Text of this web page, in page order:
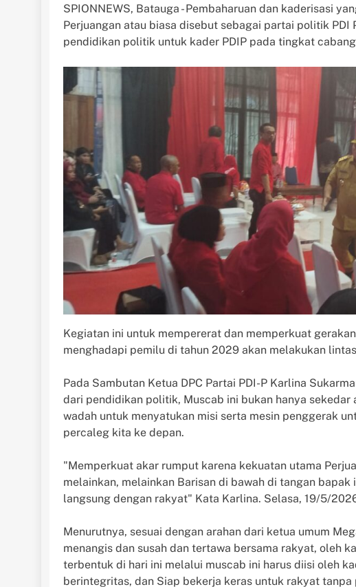
SPIONNEWS, Batauga - Pembaharuan dan kaderisasi
Perjuangan atau biasa disebut sebagai partai politik
pendidikan politik untuk kader PDIP pada tingkat
Kegiatan ini untuk mempererat dan memperkuat
menghadapi pemilu di tahun 2029 akan melakukan
Pada Sambutan Ketua DPC Partai PDI-P Karlina
dari pendidikan politik, Muscab ini bukan hanya
wadah untuk menyatukan misi serta mesin penggerak
percaleg kita ke depan.
"Memperkuat akar rumput karena kekuatan utama
melainkan, melainkan Barisan di bawah di tangan
langsung dengan rakyat" Kata Karlina. Selasa, 19/5/
Menurutnya, sesuai dengan arahan dari ketua umum
menangis dan susah dan tertawa bersama rakyat, oleh
terbentuk di hari ini melalui muscab ini harus diisi oleh
berintegritas, dan Siap bekerja keras untuk rakyat